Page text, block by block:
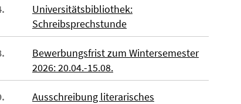
Universitätsbibliothek:
Schreibsprechstunde
Bewerbungsfrist zum Wintersemester
2026: 20.04.-15.08.
Ausschreibung literarisches